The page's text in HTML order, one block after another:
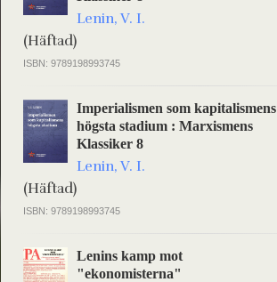
Lenin, V. I.
(Häftad)
ISBN: 9789198993745
Imperialismen som kapitalismens
högsta stadium : Marxismens
Klassiker 8
Lenin, V. I.
(Häftad)
ISBN: 9789198993745
Lenins kamp mot
"ekonomisterna"